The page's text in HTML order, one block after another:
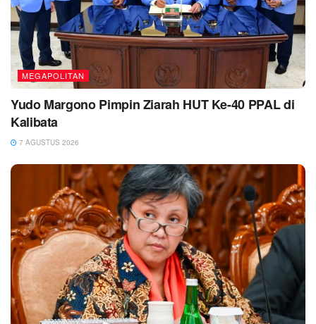
MEGAPOLITAN
Yudo Margono Pimpin Ziarah HUT Ke-40 PPAL di
Kalibata
7 AGUSTUS 2026